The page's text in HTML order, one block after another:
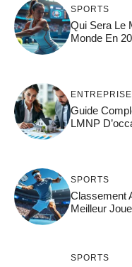
SPORTS
Qui Sera Le
Monde En
ENTREPRISE
Guide
LMNP
SPORTS
Classement
Meilleur
SPORTS